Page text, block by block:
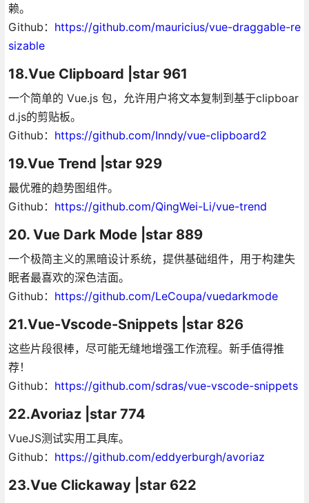
赖。
Github： https://github.com/mauricius/vue-draggable-re
sizable
18.Vue Clipboard |star 961
一个简单的 Vue.js 包，允许用户将文本复制到基于clipboar
d.js的剪贴板。
Github： https://github.com/Inndy/vue-clipboard2
19.Vue Trend |star 929
最优雅的趋势图组件。
Github： https://github.com/QingWei-Li/vue-trend
20. Vue Dark Mode |star 889
一个极简主义的黑暗设计系统，提供基础组件，用于构建失
眠者最喜欢的深色洁面。
Github： https://github.com/LeCoupa/vuedarkmode
21.Vue-Vscode-Snippets |star 826
这些片段很棒，尽可能无缝地增强工作流程。新手值得推
荐！
Github： https://github.com/sdras/vue-vscode-snippets
22.Avoriaz |star 774
VueJS测试实用工具库。
Github： https://github.com/eddyerburgh/avoriaz
23.Vue Clickaway |star 622